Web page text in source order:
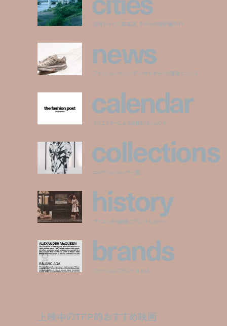
注目ショップ、飲食店、ホテルの保存版ガイド
news
ファッション/ビューティ/カルチャーの最新ニュース
calendar
クリエイターによる日替わりレコメンド
collections
コレクションルック一覧
history
アイコンから紐解くブランドヒストリー
brands
ファッションブランド A to Z
上映中のTFP的おすすめ映画